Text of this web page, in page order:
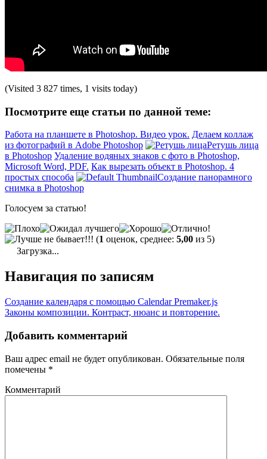
(Visited 3 827 times, 1 visits today)
Посмотрите еще статьи по данной теме:
Работа на планшете в Photoshop. Видео урок. Делаем коллаж
из фотографий в Adobe Photoshop
Ретушь лица
в Photoshop Удаление водяных знаков с фото в Photoshop,
Microsoft Word, PDF. Как вырезать объект в Photoshop. 4
простых способа
Создание панорамного
снимка в Photoshop
Голосуем за статью!
(1 оценок, среднее: 5,00 из 5)
Загрузка...
Навигация по записям
Создание календаря с помощью Calendar Premaker.js
Законы композиции. Контраст, нюанс и повторение.
Добавить комментарий
Ваш адрес email не будет опубликован. Обязательные поля
помечены *
Комментарий